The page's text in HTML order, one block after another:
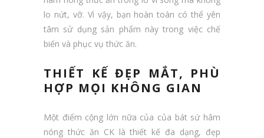
lo nứt, vỡ. Vì vậy, bạn hoàn toàn có thể yên
tâm sử dụng sản phẩm này trong việc chế
biến và phục vụ thức ăn.
THIẾT KẾ ĐẸP MẮT, PHÙ
HỢP MỌI KHÔNG GIAN
Một điểm cộng lớn nữa của của bát sứ hâm
nóng thức ăn CK là thiết kế đa dạng, đẹp